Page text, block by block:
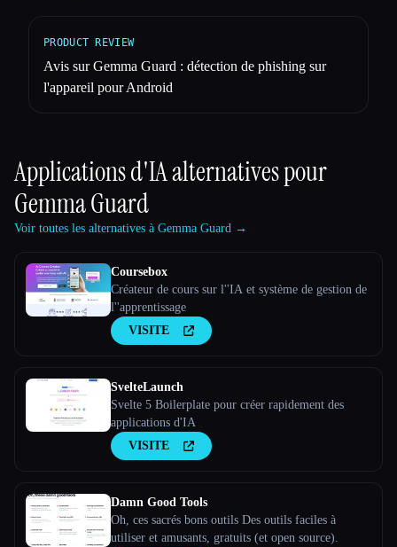
PRODUCT REVIEW
Avis sur Gemma Guard : détection de phishing sur
l'appareil pour Android
Applications d'IA alternatives pour
Gemma Guard
Voir toutes les alternatives à Gemma Guard →
Coursebox
Créateur de cours sur l''IA et système de gestion de
l''apprentissage
VISITE
SvelteLaunch
Svelte 5 Boilerplate pour créer rapidement des
applications d'IA
VISITE
Damn Good Tools
Oh, ces sacrés bons outils Des outils faciles à
utiliser et amusants, gratuits (et open source).